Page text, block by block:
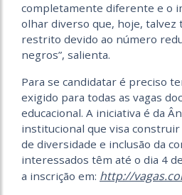
completamente diferente e o
olhar diverso que, hoje, talvez
restrito devido ao número
negros”, salienta.
Para se candidatar é preciso
exigido para todas as vagas
educacional. A iniciativa é da
institucional que visa
de diversidade e inclusão da
interessados têm até o dia 4
a inscrição em: http://